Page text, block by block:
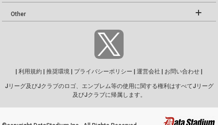
Other
利用規約 推奨環境 プライバシーポリシー 運営会社 お問い合わせ
Jリーグ及びJクラブのロゴ、エンブレム等の使用に関する権利はすべてJリーグ
及びJクラブに帰属します。